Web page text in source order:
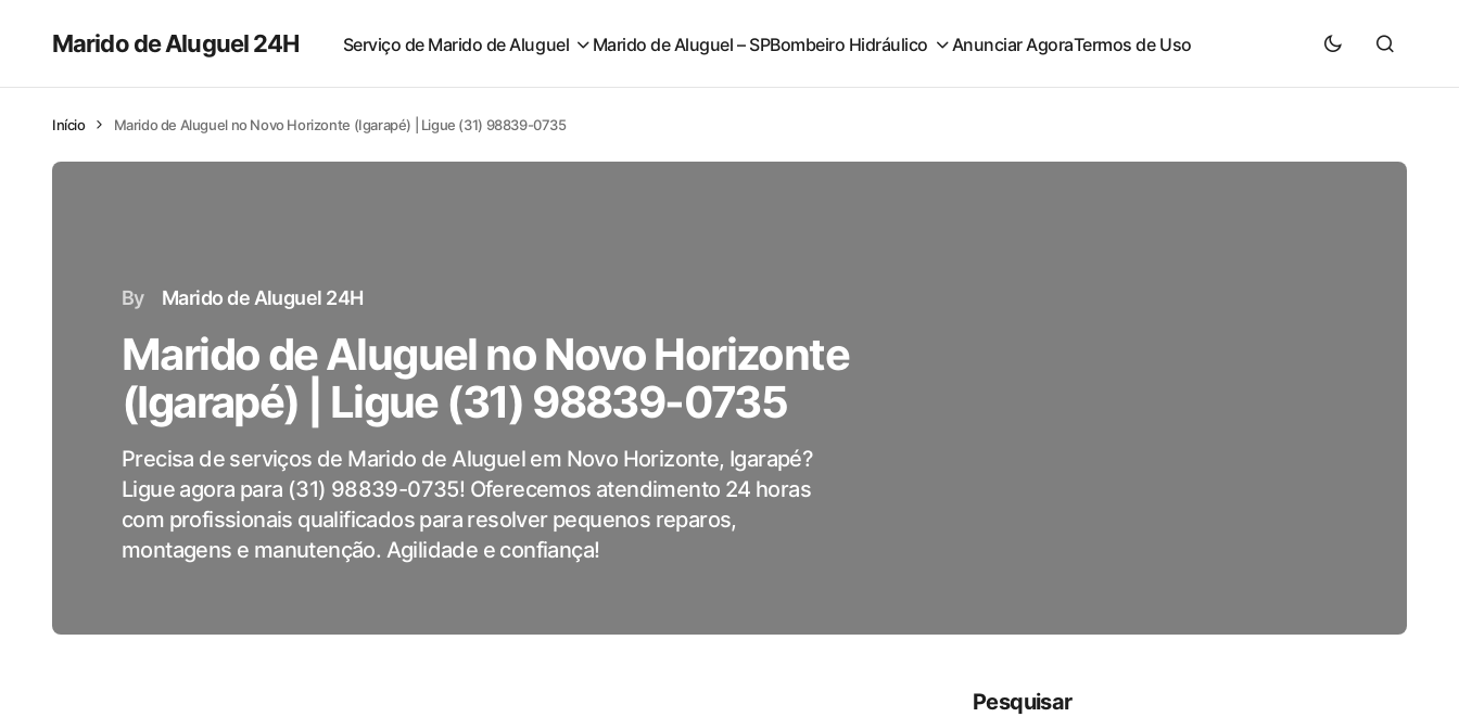
Marido de Aluguel 24H Serviço de Marido de Aluguel Marido de Aluguel – SPBombeiro Hidráulico Anunciar AgoraTermos de Uso
Início Marido de Aluguel no Novo Horizonte (Igarapé) | Ligue (31) 98839-0735
By Marido de Aluguel 24H
Marido de Aluguel no Novo Horizonte
(Igarapé) | Ligue (31) 98839-0735
Precisa de serviços de Marido de Aluguel em Novo Horizonte, Igarapé?
Ligue agora para (31) 98839-0735! Oferecemos atendimento 24 horas
com profissionais qualificados para resolver pequenos reparos,
montagens e manutenção. Agilidade e confiança!
Pesquisar